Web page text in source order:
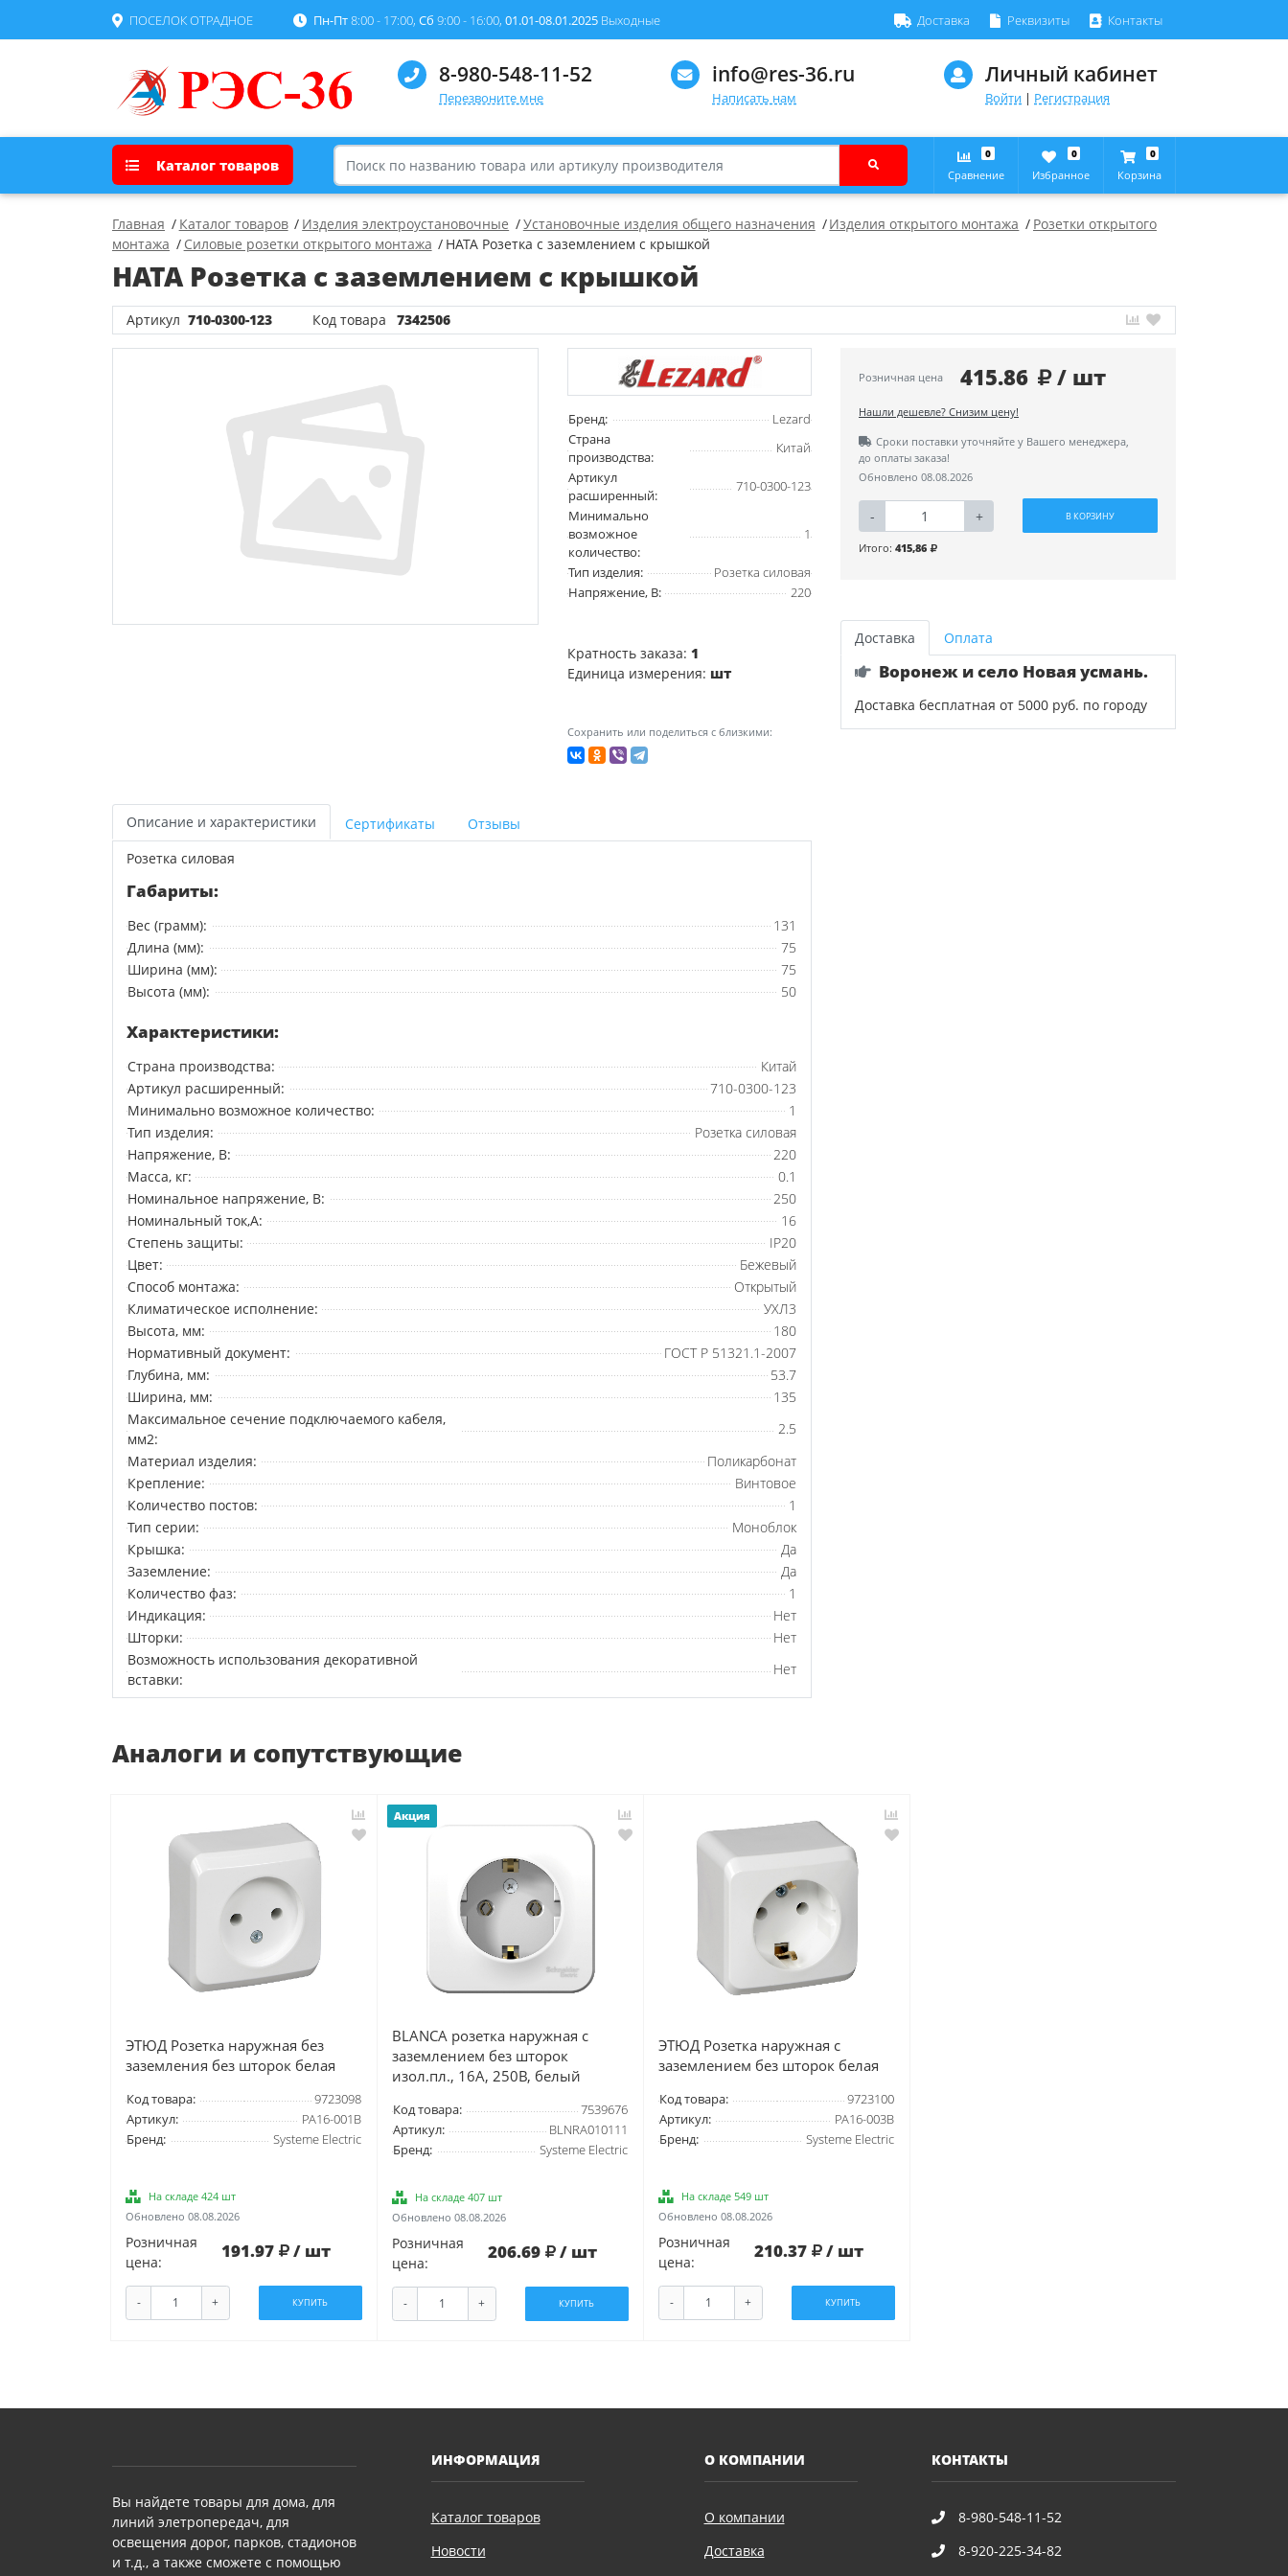
ПОСЕЛОК ОТРАДНОЕ Пн-Пт8:00 - 17:00, Сб 9:00 - 16:00, 01.01-08.01.2025 Выходные Доставка Реквизиты Контакты
8-980-548-11-52
Перезвоните мне
info@res-36.ru
Написать нам
Личный кабинет
Войти | Регистрация
Каталог товаров
0
Сравнение
0
Избранное
0
Корзина
Главная Каталог товаров Изделия электроустановочные Установочные изделия общего назначения Изделия открытого монтажа
Розетки открытого
монтажа
Силовые розетки открытого монтажа HATA Розетка с заземлением с крышкой
HATA Розетка с заземлением с крышкой
Артикул 710-0300-123 Код товара 7342506
Бренд:
Lezard
Страна
производства:
Китай
Артикул
расширенный:
710-0300-123
Минимально
возможное
количество:
1
Тип изделия:
Розетка силовая
Напряжение, В:
220
Кратность заказа: 1
Единица измерения: шт
Сохранить или поделиться с близкими:
Розничная цена 415.86 / шт
Нашли дешевле? Снизим цену!
Сроки поставки уточняйте у Вашего менеджера,
до оплаты заказа!
Обновлено 08.08.2026
- + В КОРЗИНУ
Итого: 415,86
Доставка Оплата
Воронеж и село Новая усмань.
Доставка бесплатная от 5000 руб. по городу
Описание и характеристики Сертификаты
Отзывы
Розетка силовая
Габариты:
Вес (грамм):
131
Длина (мм):
75
Ширина (мм):
75
Высота (мм):
50
Характеристики:
Страна производства:
Китай
Артикул расширенный:
710-0300-123
Минимально возможное количество:
1
Тип изделия:
Розетка силовая
Напряжение, В:
220
Масса, кг:
0.1
Номинальное напряжение, В:
250
Номинальный ток,А:
16
Степень защиты:
IP20
Цвет:
Бежевый
Способ монтажа:
Открытый
Климатическое исполнение:
УХЛ3
Высота, мм:
180
Нормативный документ:
ГОСТ Р 51321.1-2007
Глубина, мм:
53.7
Ширина, мм:
135
Максимальное сечение подключаемого кабеля,
мм2:
2.5
Материал изделия:
Поликарбонат
Крепление:
Винтовое
Количество постов:
1
Тип серии:
Моноблок
Крышка:
Да
Заземление:
Да
Количество фаз:
1
Индикация:
Нет
Шторки:
Нет
Возможность использования декоративной
вставки:
Нет
Аналоги и сопутствующие
ЭТЮД Розетка наружная без
заземления без шторок белая
Код товара:
9723098
Артикул:
PA16-001B
Бренд:
Systeme Electric
На складе 424 шт
Обновлено 08.08.2026
Розничная
цена:
191.97 / шт
- + КУПИТЬ
Акция
BLANCA розетка наружная с
заземлением без шторок
изол.пл., 16А, 250В, белый
Код товара:
7539676
Артикул:
BLNRA010111
Бренд:
Systeme Electric
На складе 407 шт
Обновлено 08.08.2026
Розничная
цена:
206.69 / шт
- + КУПИТЬ
ЭТЮД Розетка наружная с
заземлением без шторок белая
Код товара:
9723100
Артикул:
PA16-003B
Бренд:
Systeme Electric
На складе 549 шт
Обновлено 08.08.2026
Розничная
цена:
210.37 / шт
- + КУПИТЬ
Вы найдете товары для дома, для
линий элетропередач, для
освещения дорог, парков, стадионов
и т.д., а также сможете с помощью
ИНФОРМАЦИЯ
Каталог товаров
Новости
О КОМПАНИИ
О компании
Доставка
КОНТАКТЫ
8-980-548-11-52
8-920-225-34-82